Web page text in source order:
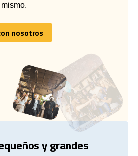
nosotros
nosotros
y grandes